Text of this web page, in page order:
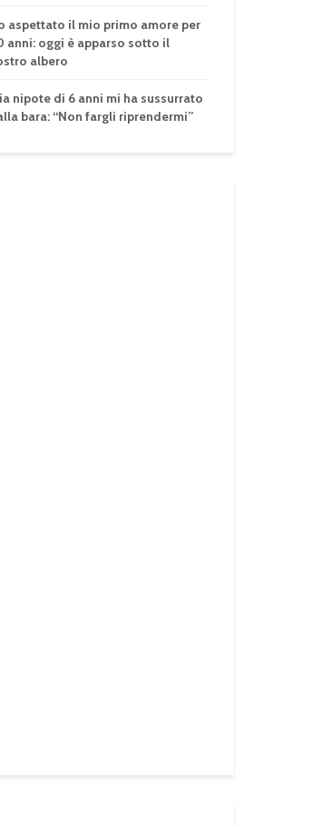
aspettato il mio primo amore per
anni: oggi è apparso sotto il
albero
nipote di 6 anni mi ha sussurrato
bara: “Non fargli riprendermi”